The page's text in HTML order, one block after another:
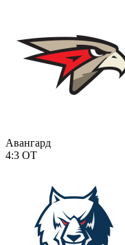
Авангард
4:3 ОТ